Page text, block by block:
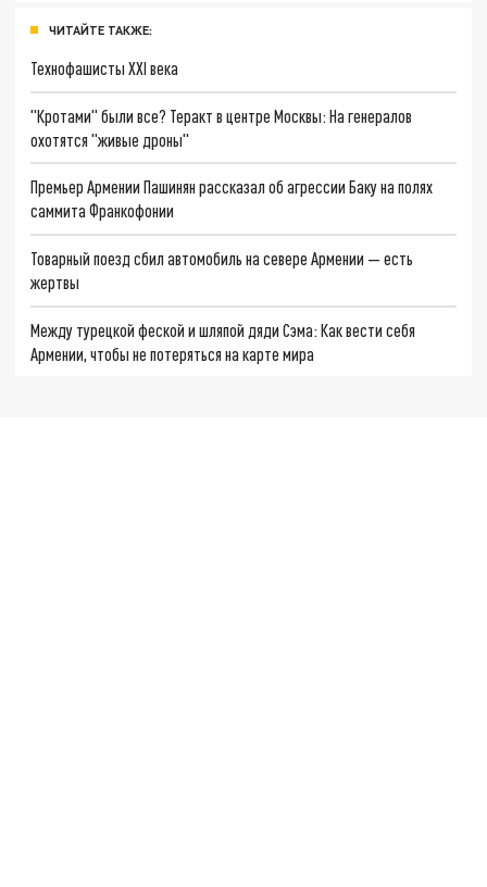
ЧИТАЙТЕ ТАКЖЕ:
Технофашисты XXI века
"Кротами" были все? Теракт в центре Москвы: На генералов
охотятся "живые дроны"
Премьер Армении Пашинян рассказал об агрессии Баку на полях
саммита Франкофонии
Товарный поезд сбил автомобиль на севере Армении — есть
жертвы
Между турецкой феской и шляпой дяди Сэма: Как вести себя
Армении, чтобы не потеряться на карте мира